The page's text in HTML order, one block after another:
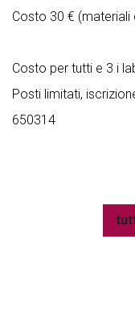
Costo 30 € (materiali
Costo per tutti e 3 i
Posti limitati,
650314